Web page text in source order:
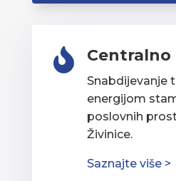
 Centralno
Snabdijevanje
energijom
poslovnih
Živinice.
Saznajte više >